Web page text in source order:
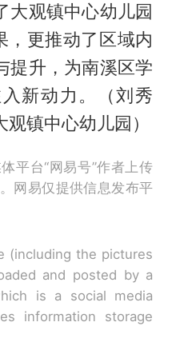
大观镇中心幼儿园
，更推动了区域内
提升，为南溪区学
新动力。（刘秀
镇中心幼儿园）
平台“网易号”作者上传
网易仅提供信息发布平
(including the pictures
and posted by a
is a social media
information storage